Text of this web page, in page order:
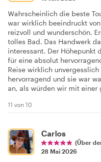
Wahrscheinlich die beste
war wirklich beeindruckt
reizvoll und wunderschön.
tolles Bad. Das Handwerk
interessant. Der Höhepunkt
für eine absolut
Reise wirklich
hervorragend und sie war
an, als würden wir mit einer
11 von 10
Carlos
(Über
28 Mai 2026